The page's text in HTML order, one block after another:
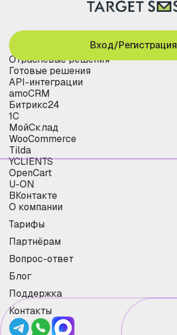
Отраслевые решения
Готовые решения
API-интеграции
amoCRM
Битрикс24
1С
МойСклад
WooCommerce
Tilda
YCLIENTS
OpenCart
U-ON
ВКонтакте
О компании
Тарифы
Партнёрам
Вопрос-ответ
Блог
Поддержка
Контакты
Вход/Регистрация